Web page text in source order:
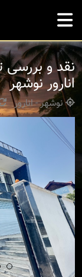
نقد و
انارور نوشهر
نوشهر - انارور